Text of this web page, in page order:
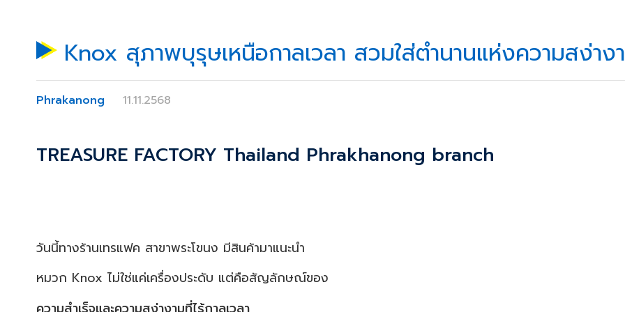
Knox สุภาพบุรุษเหนือกาลเวลา สวมใส่ตำนานแห่งความสง่าง
Phrakanong 11.11.2568
TREASURE FACTORY Thailand Phrakhanong branch
วันนี้ทางร้านเทรแฟค สาขาพระโขนง มีสินค้ามาแนะนำ
หมวก Knox ไม่ใช่แค่เครื่องประดับ แต่คือสัญลักษณ์ของ
ความสำเร็จและความสง่างามที่ไร้กาลเวลา